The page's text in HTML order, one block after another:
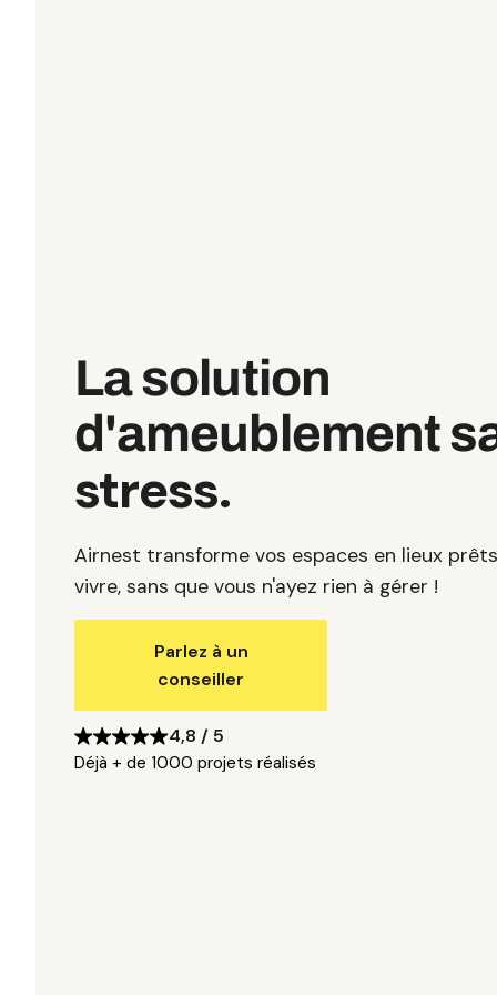
La solution
d'ameublement
imprévu.
Airnest transforme vos espaces en lieux
vivre, sans que vous n'ayez rien à gérer !
Parlez à un
conseiller
4,8 / 5
Déjà + de 1000 projets réalisés